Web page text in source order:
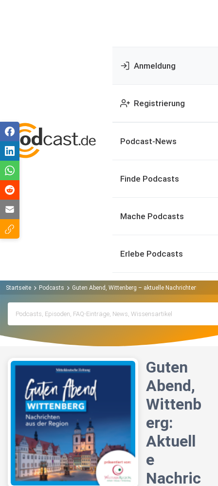
Anmeldung
Registrierung
Podcast-News
Finde Podcasts
Mache Podcasts
Erlebe Podcasts
Startseite Podcasts Guten Abend, Wittenberg – aktuelle Nachrichten
Guten
Abend,
Wittenb
erg:
Aktuell
e
Nachric